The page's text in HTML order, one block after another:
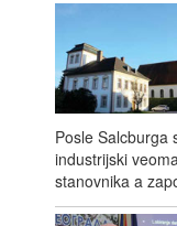
Posle Salcburga
industrijski
stanovnika a